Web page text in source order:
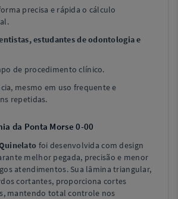
precisa e rápida o cálculo
estudantes de odontologia e
de procedimento clínico.
mesmo em uso frequente e
repetidas.
da Ponta Morse 0-00
foi desenvolvida com design
melhor pegada, precisão e menor
atendimentos. Sua lâmina triangular,
cortantes, proporciona cortes
mantendo total controle nos